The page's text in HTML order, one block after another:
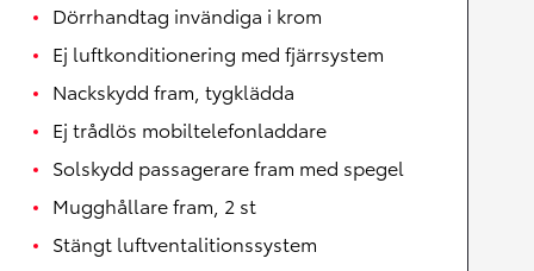
Dörrhandtag invändiga i krom
Ej luftkonditionering med fjärrsystem
Nackskydd fram, tygklädda
Ej trådlös mobiltelefonladdare
Solskydd passagerare fram med spegel
Mugghållare fram, 2 st
Stängt luftventalitionssystem